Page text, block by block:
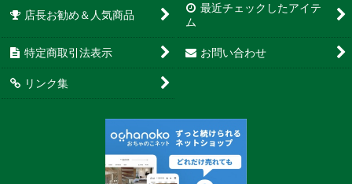
店長お勧め＆人気商品
最近チェックしたアイテ
ム
特定商取引法表示 お問い合わせ
リンク集